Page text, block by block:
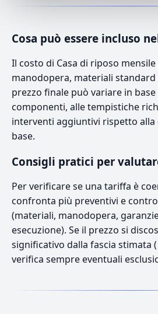
Cosa può essere incluso
Il costo di Casa di riposo
manodopera, materiali standard
prezzo finale può variare in
componenti, alle tempistiche
interventi aggiuntivi rispetto
base.
Consigli pratici per
Per verificare se una tariffa è
confronta più preventivi e
(materiali, manodopera,
esecuzione). Se il prezzo si
significativo dalla fascia stimata (
verifica sempre eventuali